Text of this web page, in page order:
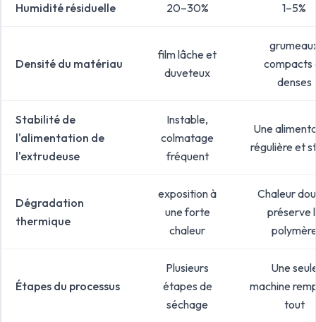
Humidité résiduelle 20–30% 1–5%
Densité du matériau
film lâche et
duveteux
compacts
denses
Stabilité de
l'alimentation de
l'extrudeuse
Instable,
colmatage
fréquent
Une
régulière et
Dégradation
thermique
exposition à
une forte
chaleur
Chaleur
préserve
Étapes du processus
Plusieurs
étapes de
séchage
Une
machine
tout